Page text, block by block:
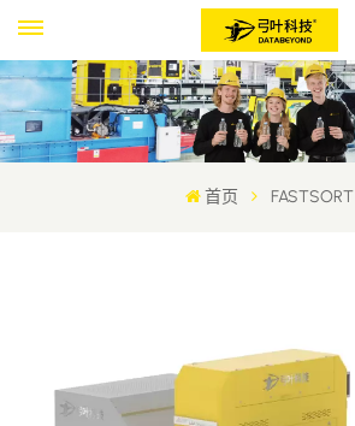
首页 FASTSORT